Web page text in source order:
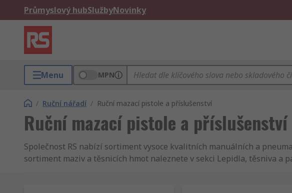
Průmyslový hubSlužbyNovinky
Menu MPN
/ Ruční nářadí / Ruční mazací pistole a příslušenství
Ruční mazací pistole a příslušenství
Společnost RS nabízí sortiment vysoce kvalitních manuálních a
sortiment maziv a těsnicích hmot naleznete v sekci Lepidla, těsniva a